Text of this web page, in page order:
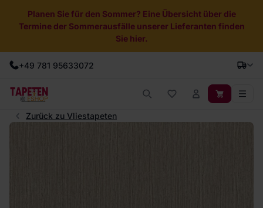
Planen Sie für den Sommer? Eine Übersicht über die
Termine der Sommerausfälle unserer Lieferanten finden
Sie hier.
+49 781 95633072
Zurück zu Vliestapeten